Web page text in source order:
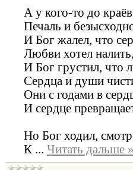
А у кого-то до
Печаль и
И Бог жалел, что
Любви хотел
И Бог грустил, что
Сердца и души
Они с годами в
И сердце
Но Бог ходил,
К ... Читать дальше